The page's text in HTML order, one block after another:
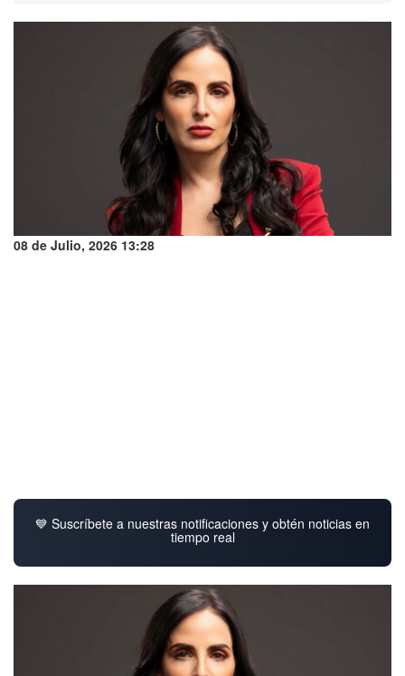
08 de Julio, 2026 13:28
💙 Suscríbete a nuestras notificaciones y obtén noticias en
tiempo real